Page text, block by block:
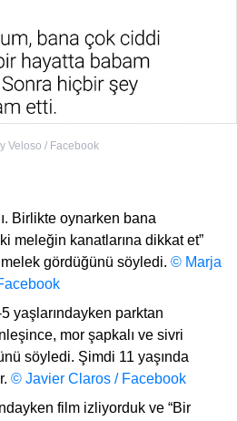
Veloso / Facebook
Birlikte oynarken bana
meleğin kanatlarına dikkat et”
gördüğünü söyledi. © Marja
yaşlarındayken parktan
mor şapkalı ve sivri
söyledi. Şimdi 11 yaşında
© Javier Claros / Facebook
film izliyorduk ve “Bir